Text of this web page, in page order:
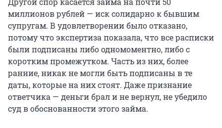
миллионов рублей — иск солидарно к бывшим
супругам. В удовлетворении было отказано,
потому что экспертиза показала, что все расписки
были подписаны либо одномоментно, либо с
коротким промежутком. Часть из них, более
ранние, никак не могли быть подписаны в те
даты, которые на них стоят. Даже признание
ответчика — деньги брал и не вернул, не убедило
суд в обоснованности этого займа.